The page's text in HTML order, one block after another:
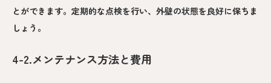
とができます。定期的な点検を行い、外壁の状態を良好に保ちま
しょう。
4-2.メンテナンス方法と費用